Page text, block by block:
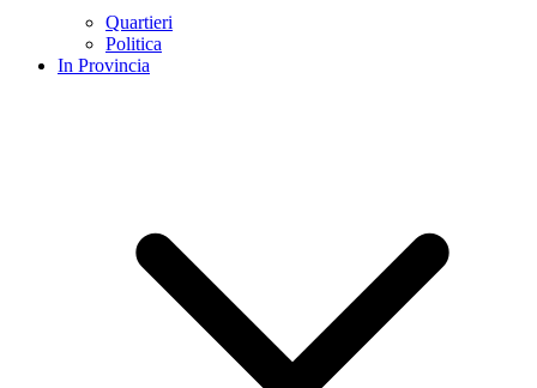
Quartieri
Politica
In Provincia